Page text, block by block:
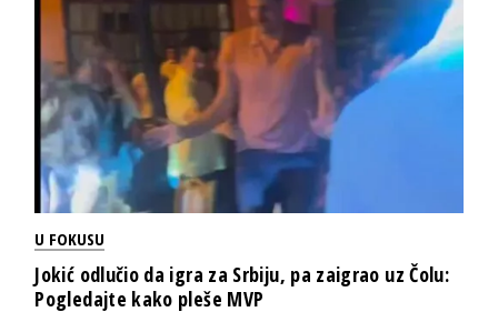
U FOKUSU
Jokić odlučio da igra za Srbiju, pa zaigrao uz Čolu:
Pogledajte kako pleše MVP